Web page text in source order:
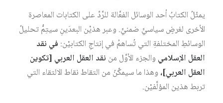
يمثّلُ الكتابُ أحد الوسائل الفعَّالة للرَّدِّ على الكتابات المعاصرة
الأخرى لغرضٍ سياسيٍّ ضمنيٍّ. وعبر هذيْن البعدَينِ سيتِمُّ تحليلُ
الوسائطِ المختلفةِ التي تُساهمُ في إنتاجِ الكتابيْن: في نقد
العقل الإسلامي والجزء الأوَّل من نقد العقل العربي [تكوين
العقل العربي]، وهذا ما سيمكِّنُ من التقاط نقاط الالتقاء التي
تربط هذين المؤلَّفيْن.